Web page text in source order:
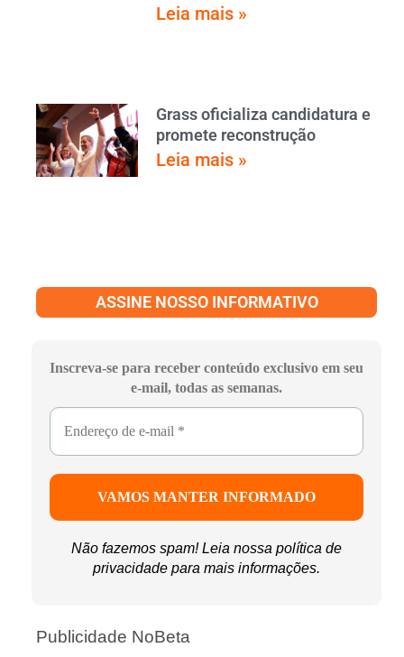
Leia mais »
Grass oficializa candidatura e
promete reconstrução
Leia mais »
ASSINE NOSSO INFORMATIVO
Inscreva-se para receber conteúdo exclusivo em seu
e-mail, todas as semanas.
Não fazemos spam! Leia nossa política de
privacidade para mais informações.
Publicidade NoBeta